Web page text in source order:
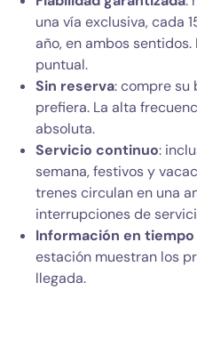
una vía exclusiva, cada
año, en ambos
puntual.
Sin reserva: compre su
prefiera. La alta
absoluta.
Servicio continuo:
semana, festivos y
trenes circulan en una
interrupciones de
Información en
estación muestran los
llegada.